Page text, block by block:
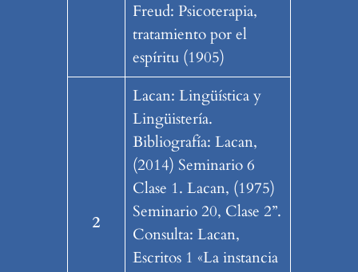
Freud: Psicoterapia,
tratamiento por el
espíritu (1905)
2
Lacan: Lingüística y
Lingüistería.
Bibliografía: Lacan,
(2014) Seminario 6
Clase 1. Lacan, (1975)
Seminario 20, Clase 2”.
Consulta: Lacan,
Escritos 1 «La instancia